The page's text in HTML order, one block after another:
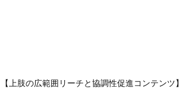
【上肢の広範囲リーチと協調性促進コンテンツ】